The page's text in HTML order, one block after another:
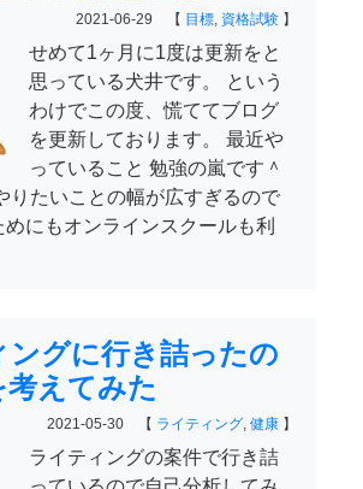
2021-06-29 【 目標, 資格試験 】
せめて1ヶ月に1度は更新をと
思っている犬井です。 という
わけでこの度、慌ててブログ
を更新しております。 最近や
っていること 勉強の嵐です＾
りたいことの幅が広すぎるので
にもオンラインスクールも利
ングに行き詰ったの
考えてみた
2021-05-30 【 ライティング, 健康 】
ライティングの案件で行き詰